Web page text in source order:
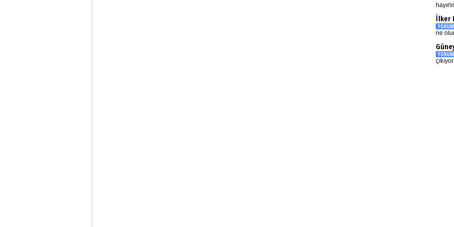
İlker
YORUM
ne
YORUM